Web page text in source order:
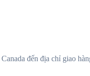
đến địa chỉ giao